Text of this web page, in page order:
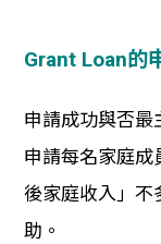
Grant Loan的
申請成功與否最
申請每名家庭成
後家庭收入」不
助。